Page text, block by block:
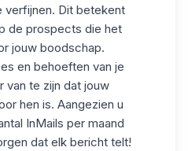
Dit betekent
de prospects die het
jouw boodschap.
en behoeften van je
te zijn dat jouw
hen is. Aangezien u
InMails per maand
dat elk bericht telt!